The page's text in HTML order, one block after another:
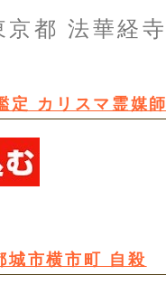
都 法華経寺
定 カリスマ霊媒師
城市横市町 自殺